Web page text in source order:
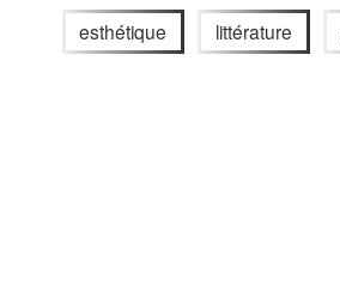
esthétique littérature